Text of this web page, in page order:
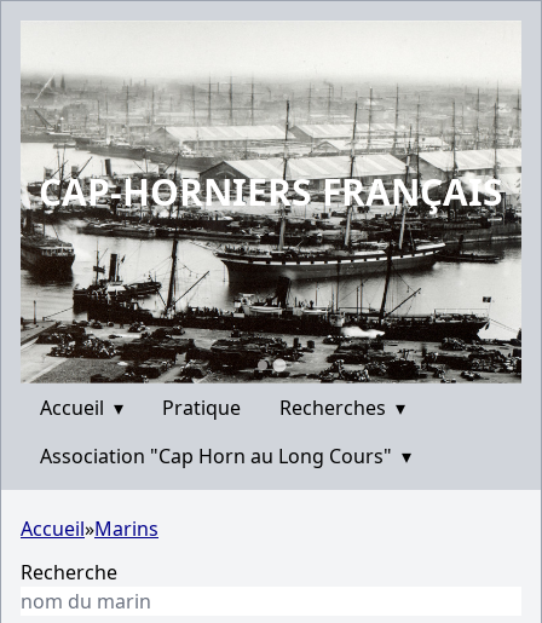
CAP-HORNIERS FRANÇAIS
Accueil ▾ Pratique Recherches ▾
Association "Cap Horn au Long Cours" ▾
Accueil»Marins
Recherche